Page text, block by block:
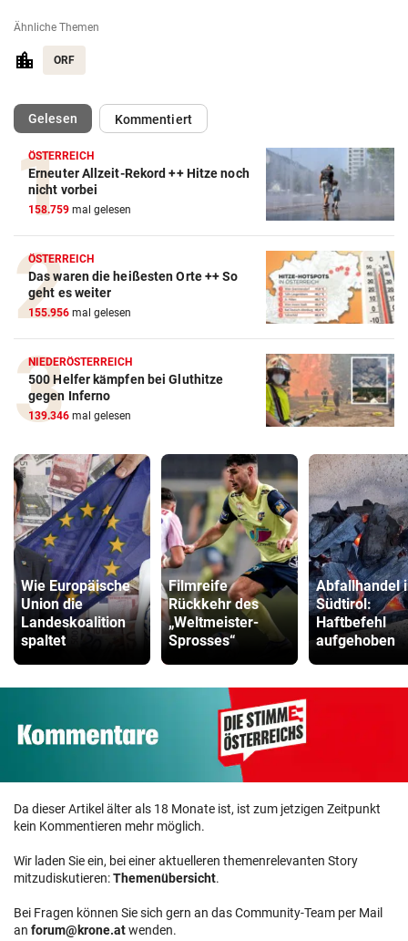
Ähnliche Themen
ORF
Gelesen(ausgewählt)Kommentiert
ÖSTERREICH
Erneuter Allzeit-Rekord ++ Hitze noch
nicht vorbei
158.759 mal gelesen
ÖSTERREICH
Das waren die heißesten Orte ++ So
geht es weiter
155.956 mal gelesen
NIEDERÖSTERREICH
500 Helfer kämpfen bei Gluthitze
gegen Inferno
139.346 mal gelesen
Wie Europäische
Union die
Landeskoalition
spaltet
Filmreife
Rückkehr des
„Weltmeister-
Sprosses“
Abfallhandel
Südtirol:
Haftbefehl
aufgehoben
Da dieser Artikel älter als 18 Monate ist, ist zum jetzigen Zeitpunkt
kein Kommentieren mehr möglich.
Wir laden Sie ein, bei einer aktuelleren themenrelevanten Story
mitzudiskutieren:Themenübersicht.
Bei Fragen können Sie sich gern an das Community-Team per Mail
an forum@krone.atwenden.